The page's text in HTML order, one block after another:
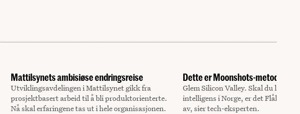
Mattilsynets ambisiøse endringsreise
Utviklingsavdelingen i Mattilsynet gikk fra
prosjektbasert arbeid til å bli produktorienterte.
Nå skal erfaringene tas ut i hele organisasjonen.
Dette er Moonshots-metoden
Glem Silicon Valley. Skal du lykkes
intelligens i Norge, er det Flåklypa
av, sier tech-eksperten.